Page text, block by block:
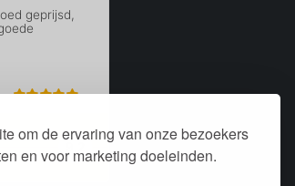
om de ervaring van onze bezoekers
en voor marketing doeleinden.